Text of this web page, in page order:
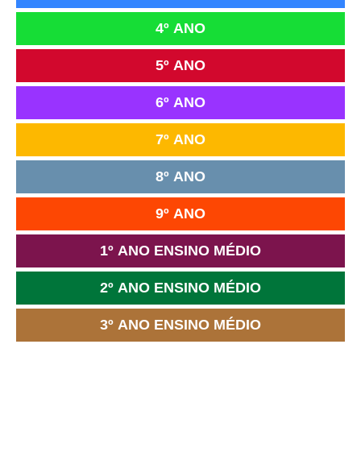
4º ANO
5º ANO
6º ANO
7º ANO
8º ANO
9º ANO
1º ANO ENSINO MÉDIO
2º ANO ENSINO MÉDIO
3º ANO ENSINO MÉDIO